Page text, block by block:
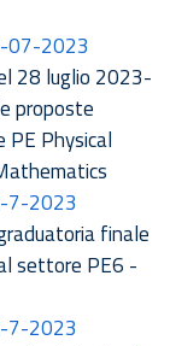
07-2023
28 luglio 2023-
proposte
Physical
7-2023
finale
settore PE6 -
7-2023